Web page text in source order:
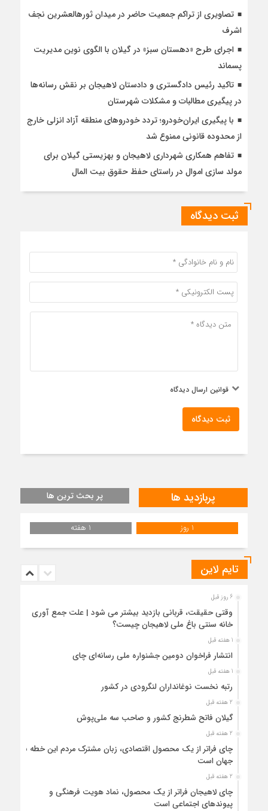
تصاویری از تراکم جمعیت حاضر در میدان ثورهالعشرین نجف
اشرف
اجرای طرح «دهستان سبز» در گیلان با الگوی نوین مدیریت
پسماند
تاکید رئیس دادگستری و دادستان لاهیجان بر نقش رسانه‌ها
در پیگیری مطالبات و مشکلات شهرستان
با پیگیری ایران‌خودرو؛ تردد خودروهای منطقه آزاد انزلی خارج
از محدوده قانونی ممنوع شد
تفاهم همکاری شهرداری لاهیجان و بهزیستی گیلان برای
مولد سازی اموال در راستای حفظ حقوق بیت المال
ثبت دیدگاه
قوانین ارسال دیدگاه
ثبت دیدگاه
پربازدید ها پر بحث ترین ها
1 روز 1 هفته
تایم لاین
6 روز قبل
وقتی حقیقت، قربانی بازدید بیشتر می شود | علت جمع آوری
خانه سنتی باغ ملی لاهیجان چیست؟
1 هفته قبل
انتشار فراخوان دومین جشنواره ملی رسانه‌ای چای
1 هفته قبل
رتبه نخست نوغانداران لنگرودی در کشور
2 هفته قبل
گیلان فاتح شطرنج کشور و صاحب سه ملی‌پوش
2 هفته قبل
چای فراتر از یک محصول اقتصادی، زبان مشترک مردم این خطه با
جهان است
2 هفته قبل
چای لاهیجان فراتر از یک محصول، نماد هویت فرهنگی و
پیوندهای اجتماعی است